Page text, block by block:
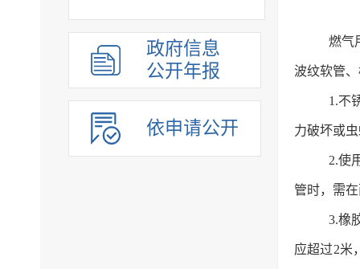
政府信息
公开年报
依申请公开
燃气
波纹软管
1.不
力破坏或
2.使
管时，需
3.橡
应超过2米